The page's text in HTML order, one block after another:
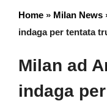
Home » Milan News
indaga per tentata
Milan ad
indaga